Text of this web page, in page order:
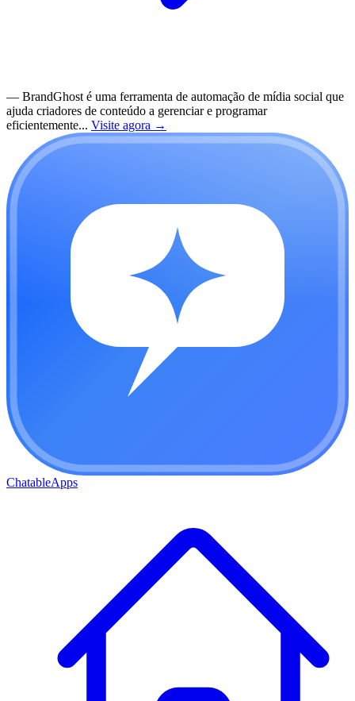
— BrandGhost é uma ferramenta de automação de mídia social que
ajuda criadores de conteúdo a gerenciar e programar
eficientemente... Visite agora →
ChatableApps